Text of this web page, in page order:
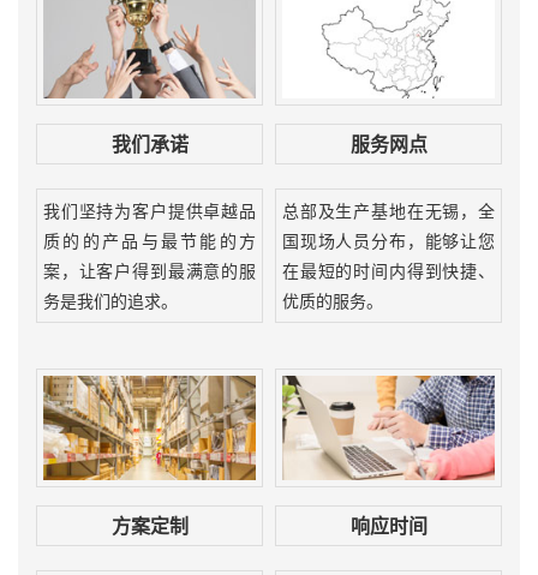
我们承诺
我们坚持为客户提供卓越品
质的的产品与最节能的方
案，让客户得到最满意的服
务是我们的追求。
服务网点
总部及生产基地在无锡，全
国现场人员分布，能够让您
在最短的时间内得到快捷、
优质的服务。
方案定制 响应时间